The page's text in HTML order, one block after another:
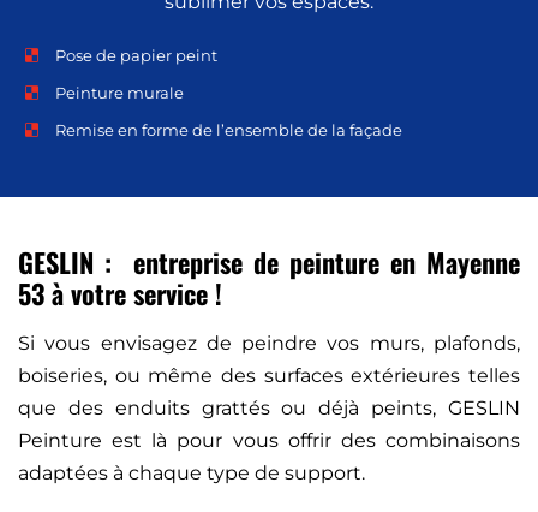
Pose de papier peint
Peinture murale
Remise en forme de l’ensemble de la façade
GESLIN : entreprise de peinture en Mayenne
53 à votre service !
Si vous envisagez de peindre vos murs, plafonds,
boiseries, ou même des surfaces extérieures telles
que des enduits grattés ou déjà peints, GESLIN
Peinture est là pour vous offrir des combinaisons
adaptées à chaque type de support.